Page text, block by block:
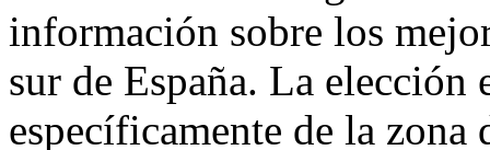
información sobre los
sur de España. La elección
específicamente de la